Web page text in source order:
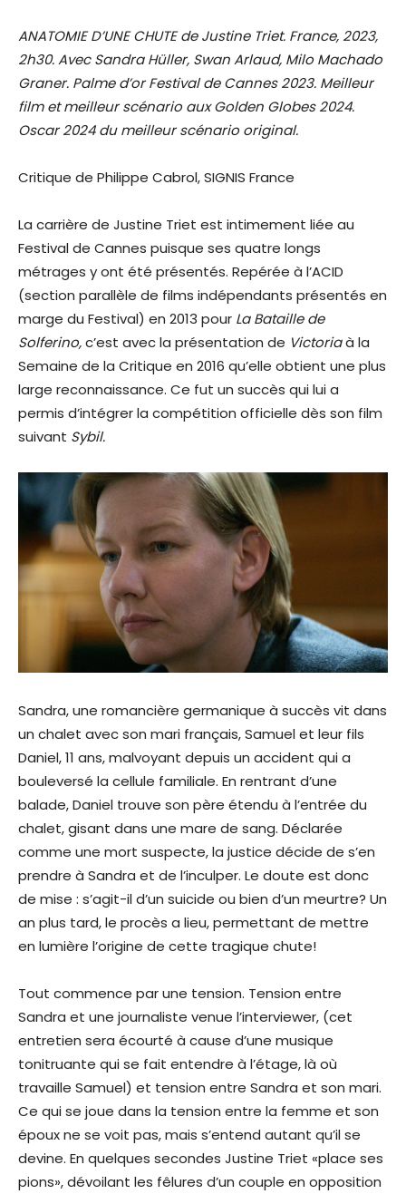
ANATOMIE D’UNE CHUTE de Justine Triet. France, 2023,
2h30. Avec Sandra Hüller, Swan Arlaud, Milo Machado
Graner. Palme d’or Festival de Cannes 2023. Meilleur
film et meilleur scénario aux Golden Globes 2024.
Oscar 2024 du meilleur scénario original.
Critique de Philippe Cabrol, SIGNIS France
La carrière de Justine Triet est intimement liée au
Festival de Cannes puisque ses quatre longs
métrages y ont été présentés. Repérée à l’ACID
(section parallèle de films indépendants présentés en
marge du Festival) en 2013 pour La Bataille de
Solferino,c’est avec la présentation de Victoriaà la
Semaine de la Critique en 2016 qu’elle obtient une plus
large reconnaissance. Ce fut un succès qui lui a
permis d’intégrer la compétition officielle dès son film
suivant Sybil.
Sandra, une romancière germanique à succès vit dans
un chalet avec son mari français, Samuel et leur fils
Daniel, 11 ans, malvoyant depuis un accident qui a
bouleversé la cellule familiale. En rentrant d’une
balade, Daniel trouve son père étendu à l’entrée du
chalet, gisant dans une mare de sang. Déclarée
comme une mort suspecte, la justice décide de s’en
prendre à Sandra et de l’inculper. Le doute est donc
de mise : s’agit-il d’un suicide ou bien d’un meurtre? Un
an plus tard, le procès a lieu, permettant de mettre
en lumière l’origine de cette tragique chute!
Tout commence par une tension. Tension entre
Sandra et une journaliste venue l’interviewer, (cet
entretien sera écourté à cause d’une musique
tonitruante qui se fait entendre à l’étage, là où
travaille Samuel) et tension entre Sandra et son mari.
Ce qui se joue dans la tension entre la femme et son
époux ne se voit pas, mais s’entend autant qu’il se
devine. En quelques secondes Justine Triet «place ses
pions», dévoilant les fêlures d’un couple en opposition